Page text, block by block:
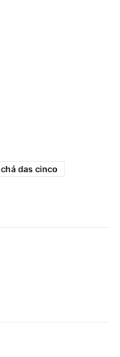
chá das cinco